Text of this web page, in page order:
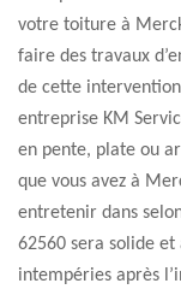
votre toiture à
faire des travaux
de cette
entreprise KM
en pente, plate ou
que vous avez à
entretenir dans
62560 sera solide
intempéries après